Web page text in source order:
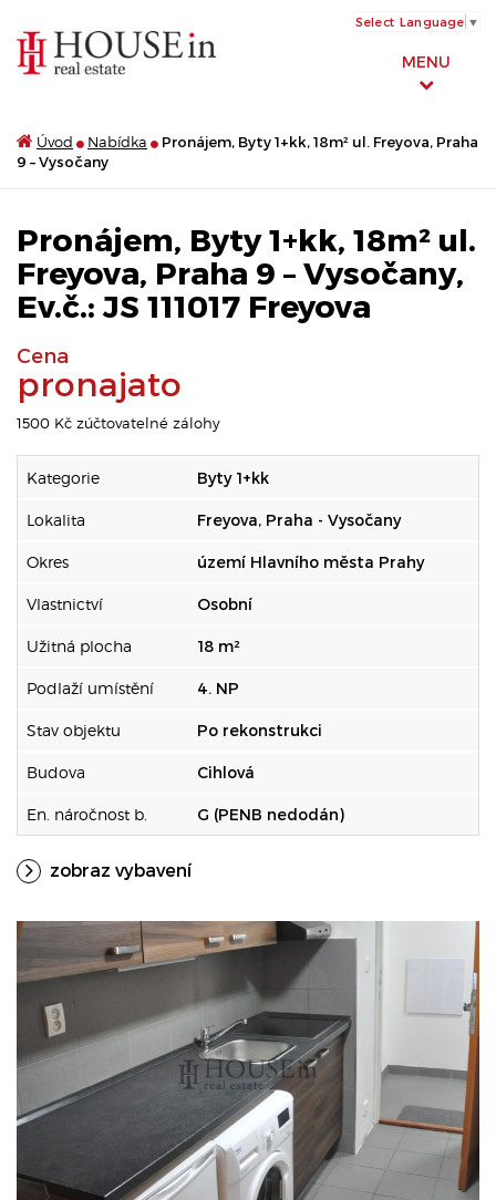
MENU
Select Language ▼
Úvod Nabídka
Pronájem, Byty 1+kk, 18m² ul. Freyova, Praha
9 – Vysočany
Pronájem, Byty 1+kk, 18m² ul.
Freyova, Praha 9 – Vysočany,
Ev.č.: JS 111017 Freyova
Cena
pronajato
1500 Kč zúčtovatelné zálohy
Kategorie Byty 1+kk
Lokalita Freyova, Praha - Vysočany
Okres území Hlavního města Prahy
Vlastnictví Osobní
Užitná plocha 18 m²
Podlaží umístění 4. NP
Stav objektu Po rekonstrukci
Budova Cihlová
En. náročnost b. G (PENB nedodán)
zobraz vybavení